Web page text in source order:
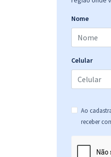
Nome
Celular
Ao
receber